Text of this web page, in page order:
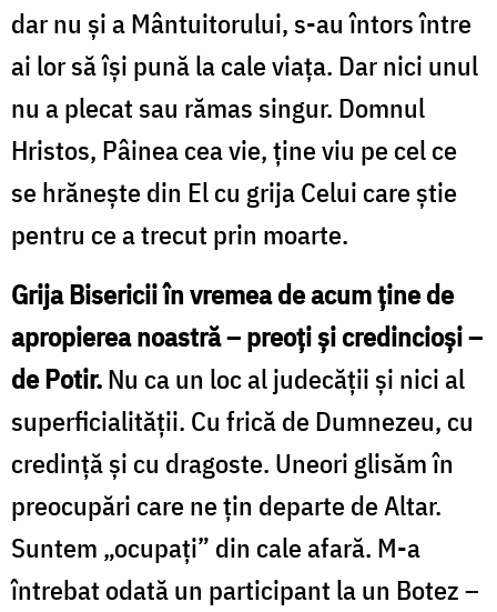
dar nu și a Mântuitorului, s-au întors între
ai lor să își pună la cale viața. Dar nici unul
nu a plecat sau rămas singur. Domnul
Hristos, Pâinea cea vie, ține viu pe cel ce
se hrănește din El cu grija Celui care știe
pentru ce a trecut prin moarte.
Grija Bisericii în vremea de acum ține de
apropierea noastră – preoți și credincioși –
de Potir.Nu ca un loc al judecății și nici al
superficialității. Cu frică de Dumnezeu, cu
credință și cu dragoste. Uneori glisăm în
preocupări care ne țin departe de Altar.
Suntem „ocupați” din cale afară. M-a
întrebat odată un participant la un Botez –